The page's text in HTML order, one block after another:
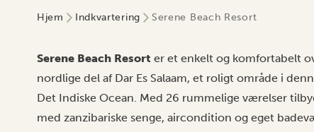
Hjem Indkvartering Serene Beach Resort
Serene Beach Resort er et enkelt og komfortabelt
nordlige del af Dar Es Salaam, et roligt område i
Det Indiske Ocean. Med 26 rummelige værelser
med zanzibariske senge, aircondition og eget